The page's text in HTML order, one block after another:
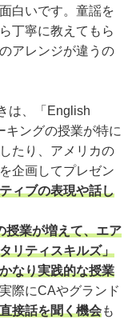
白いです。童謡を
丁寧に教えてもら
アレンジが違うの
は、「English
キングの授業が特に
たり、アメリカの
企画してプレゼン
ィブの表現や話し
授業が増えて、エア
リティスキルズ」
なり実践的な授業
際にCAやグランド
接話を聞く機会も